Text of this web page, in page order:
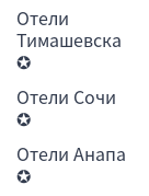
Отели
Тимашевска
✪
Отели Сочи
✪
Отели Анапа
✪